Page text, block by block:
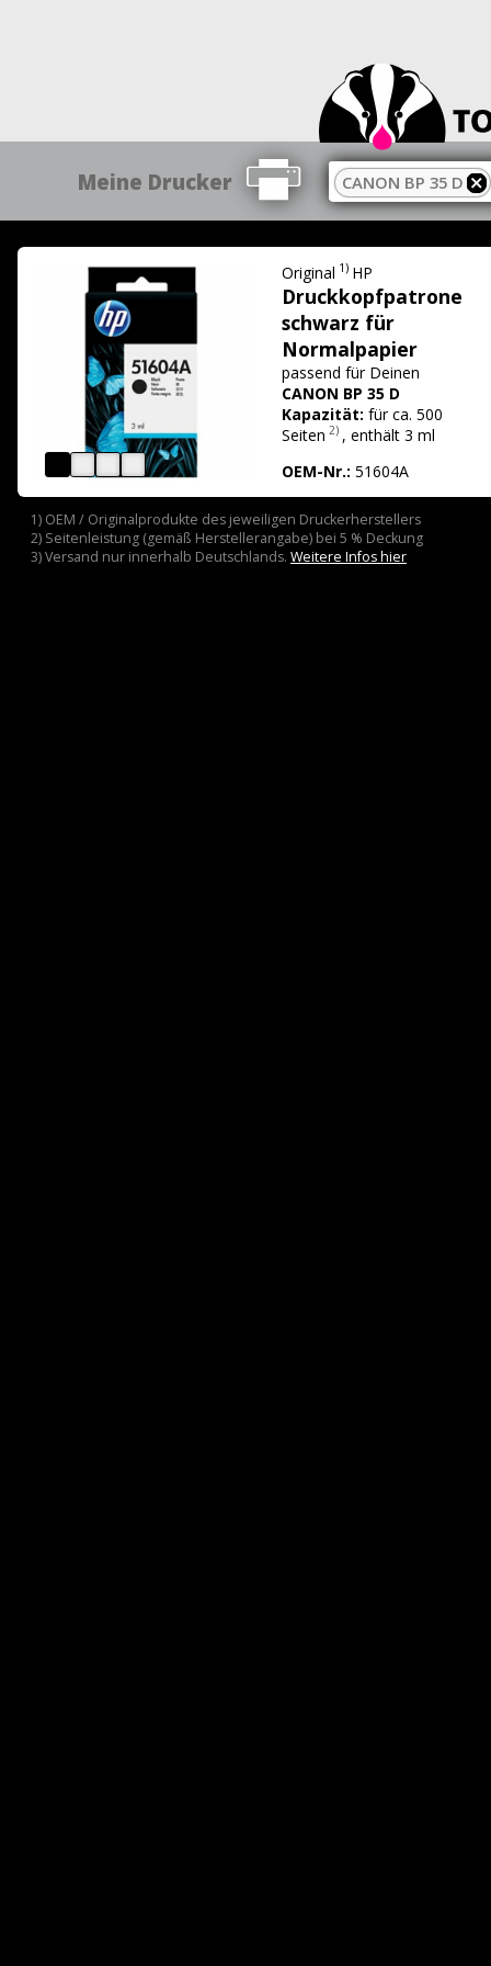
Meine Drucker CANON BP 35 D
Original 1) HP
Druckkopfpatrone
schwarz für
Normalpapier
passend für Deinen
CANON BP 35 D
Kapazität: für ca. 500
Seiten 2) ,enthält 3 ml
OEM-Nr.: 51604A
1) OEM / Originalprodukte des jeweiligen Druckerherstellers
2) Seitenleistung (gemäß Herstellerangabe) bei 5 % Deckung
3) Versand nur innerhalb Deutschlands. Weitere Infos hier